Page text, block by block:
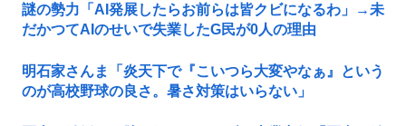
謎の勢力「AI発展したらお前らは皆クビになるわ」→未
だかつてAIのせいで失業したG民が0人の理由
明石家さんま「炎天下で『こいつら大変やなぁ』という
のが高校野球の良さ。暑さ対策はいらない」